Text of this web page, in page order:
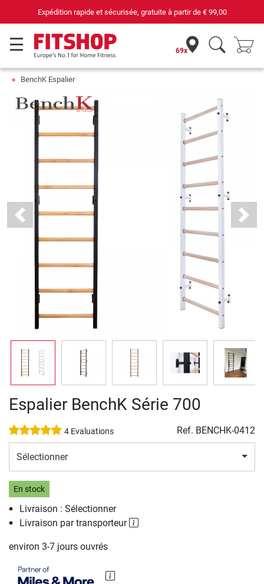
69 magasins avec 75 techniciens
69x
BenchK Espalier
Previous Next
Espalier BenchK Série 700
4 Evaluations Ref. BENCHK-0412
Sélectionner
En stock
Livraison : Sélectionner
Livraison par transporteur
environ 3-7 jours ouvrés